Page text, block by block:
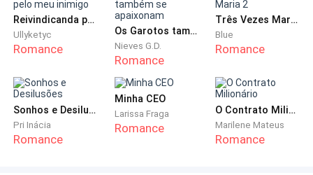
Lá está ele, perto do balcão da cozinha. Meu agora ex-
marido, Rowan Woods.
Seus olhos cinzentos e zombeteiros me prenderam
no chão.
Olhei para meu filho. Meu bebê, meu orgulho. A única
Reivindicanda pelo meu inimigo
Ullyketyc
Romance
Os Garotos também se apaixonam
Nieves G.D.
Romance
Três Vezes Maria 2
Blue
Romance
Sonhos e Desilusões
Pri Inácia
Romance
Minha CEO
Larissa Fraga
Romance
O Contrato Milionário
Marilene Mateus
Romance